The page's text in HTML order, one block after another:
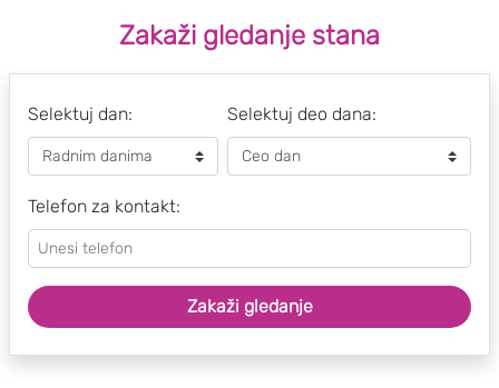
Zakaži gledanje stana
Selektuj dan: Selektuj deo dana:
Telefon za kontakt:
Zakaži gledanje